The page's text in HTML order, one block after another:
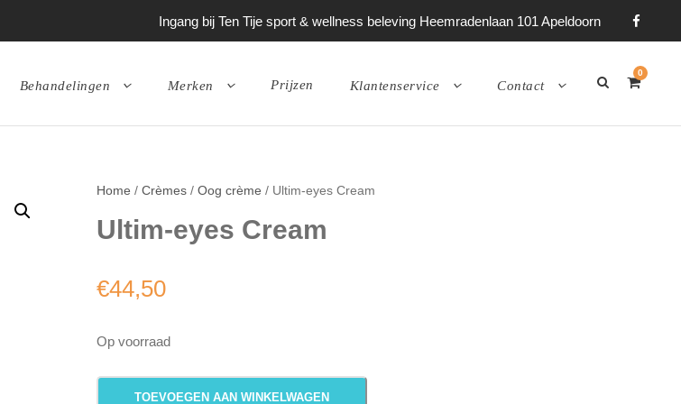
Ingang bij Ten Tije sport & wellness beleving Heemradenlaan 101 Apeldoorn
Behandelingen Merken Prijzen Klantenservice Contact
0
Home / Crèmes/ Oog crème / Ultim-eyes Cream
Ultim-eyes Cream
€44,50
Op voorraad
TOEVOEGEN AAN WINKELWAGEN